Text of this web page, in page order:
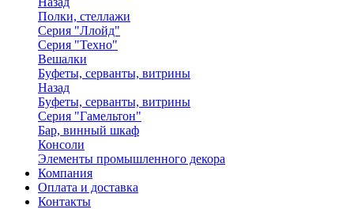
Полки, стеллажи
Серия "Ллойд"
Серия "Техно"
Вешалки
Буфеты, серванты, витрины
Назад
Буфеты, серванты, витрины
Серия "Гамельтон"
Бар, винный шкаф
Консоли
Элементы промышленного декора
Компания
Оплата и доставка
Контакты